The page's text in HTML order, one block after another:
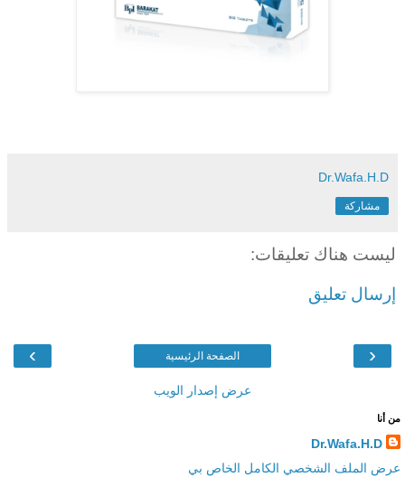
Dr.Wafa.H.D
مشاركة
ليست هناك تعليقات:
إرسال تعليق
‹
› الصفحة الرئيسية
عرض إصدار الويب
من أنا
Dr.Wafa.H.D
عرض الملف الشخصي الكامل الخاص بي